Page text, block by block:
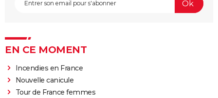
EN CE MOMENT
Incendies en France
Nouvelle canicule
Tour de France femmes